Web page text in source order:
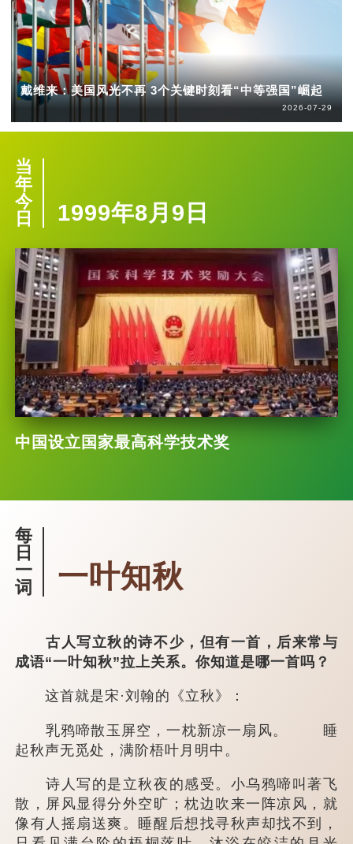
戴维来：美国风光不再 3个关键时刻看“中等强国”崛起
2026-07-29
当
年
今
日
1999年8月9日
中国设立国家最高科学技术奖
每
日
一
词
一叶知秋
古人写立秋的诗不少，但有一首，后来常与
成语“一叶知秋”拉上关系。你知道是哪一首吗？
这首就是宋·刘翰的《立秋》：
乳鸦啼散玉屏空，一枕新凉一扇风。 睡
起秋声无觅处，满阶梧叶月明中。
诗人写的是立秋夜的感受。小乌鸦啼叫著飞
散，屏风显得分外空旷；枕边吹来一阵凉风，就
像有人摇扇送爽。睡醒后想找寻秋声却找不到，